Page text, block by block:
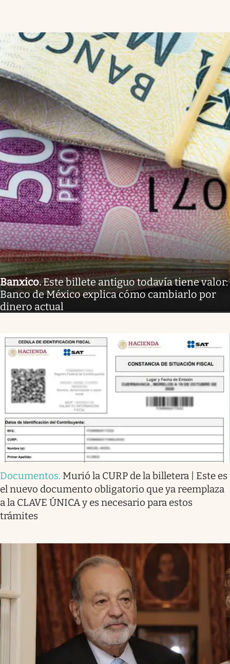
Banxico.Este billete antiguo todavía tiene valor:
Banco de México explica cómo cambiarlo por
dinero actual
Documentos. Murió la CURP de la billetera | Este es
el nuevo documento obligatorio que ya reemplaza
a la CLAVE ÚNICA y es necesario para estos
trámites